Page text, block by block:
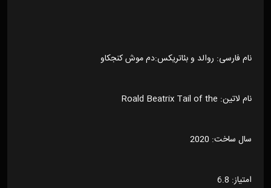
نام فارسی: روالد و بئاتریکس:دم موش کنجکاو
نام لاتین: Roald Beatrix Tail of the
سال ساخت: 2020
امتیاز: 6.8